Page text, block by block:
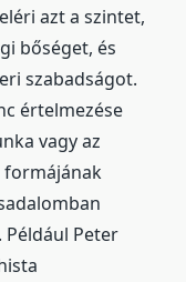
azt a szintet,
bőséget, és
szabadságot.
értelmezése
vagy az
formájának
Peter